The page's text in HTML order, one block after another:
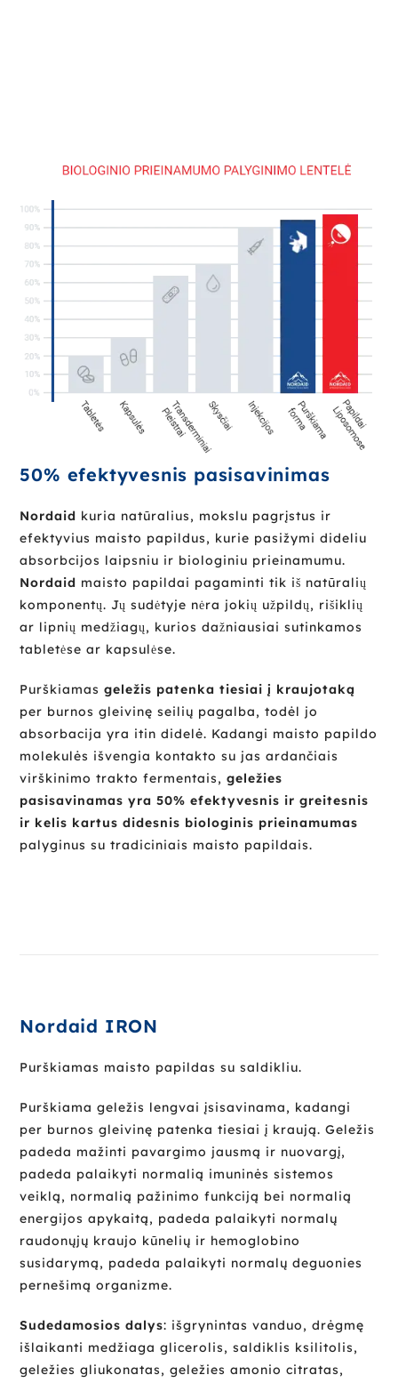
50% efektyvesnis pasisavinimas
Nordaid kuria natūralius, mokslu pagrįstus ir
efektyvius maisto papildus, kurie pasižymi dideliu
absorbcijos laipsniu ir biologiniu prieinamumu.
Nordaid maisto papildai pagaminti tik iš natūralių
komponentų. Jų sudėtyje nėra jokių užpildų, rišiklių
ar lipnių medžiagų, kurios dažniausiai sutinkamos
tabletėse ar kapsulėse.
Purškiamasgeležis patenka tiesiai į kraujotaką
per burnos gleivinę seilių pagalba, todėl jo
absorbacija yra itin didelė. Kadangi maisto papildo
molekulės išvengia kontakto su jas ardančiais
virškinimo trakto fermentais,geležies
pasisavinamas yra 50% efektyvesnis ir greitesnis
ir kelis kartus didesnis biologinis prieinamumas
palyginus su tradiciniais maisto papildais.
Nordaid IRON
Purškiamas maisto papildas su saldikliu.
Purškiama geležis lengvai įsisavinama, kadangi
per burnos gleivinę patenka tiesiai į kraują. Geležis
padeda mažinti pavargimo jausmą ir nuovargį,
padeda palaikyti normalią imuninės sistemos
veiklą, normalią pažinimo funkciją bei normalią
energijos apykaitą, padeda palaikyti normalų
raudonųjų kraujo kūnelių ir hemoglobino
susidarymą, padeda palaikyti normalų deguonies
pernešimą organizme.
Sudedamosios dalys: išgrynintas vanduo, drėgmę
išlaikanti medžiaga glicerolis, saldiklis ksilitolis,
geležies gliukonatas, geležies amonio citratas,